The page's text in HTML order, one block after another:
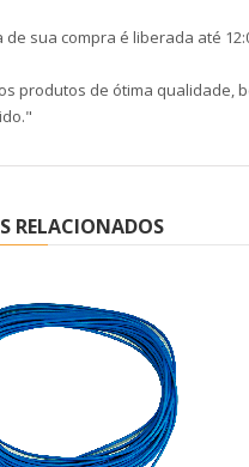
de sua compra é liberada até
produtos de ótima qualidade,
RELACIONADOS